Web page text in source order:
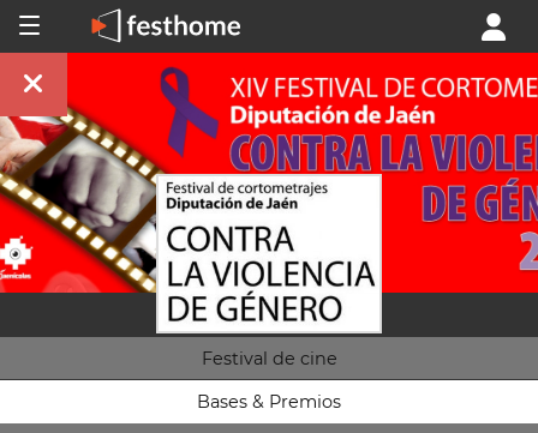
Festival de cine
Bases & Premios